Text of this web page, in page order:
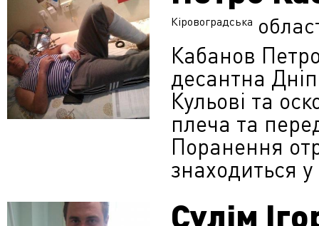
Кіровоградська
Кабанов
десантна
Кульові та
плеча та
Поранення
знаходиться
Сулім